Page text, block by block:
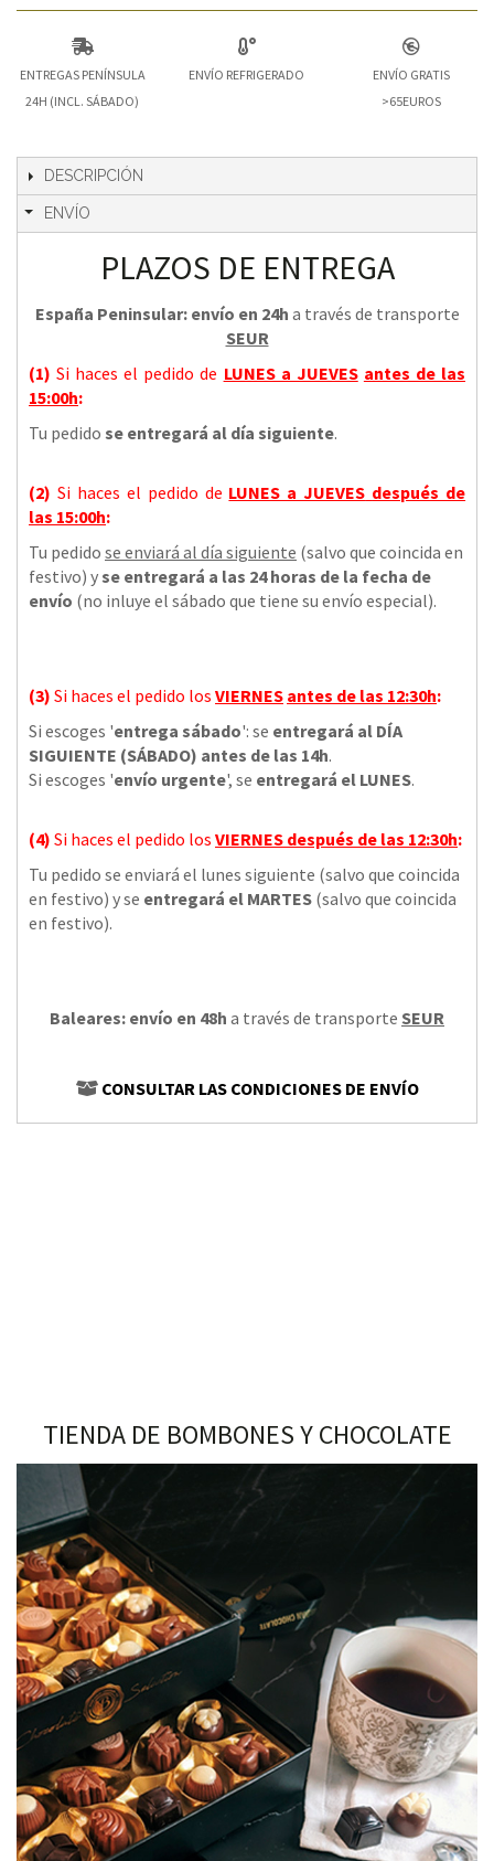
ENTREGAS PENÍNSULA
24H (INCL. SÁBADO)
ENVÍO REFRIGERADO
ENVÍO GRATIS
>65EUROS
DESCRIPCIÓN
ENVÍO
PLAZOS DE ENTREGA
España Peninsular: envío en 24h a través de transporte
SEUR
(1)Si haces el pedido de LUNES a JUEVES antes de las
15:00h:
Tu pedido se entregará al día siguiente.
(2) Si haces el pedido de LUNES a JUEVES después de
las 15:00h:
Tu pedido se enviará al día siguiente (salvo que coincida en
festivo) yse entregará a las 24 horas de la fecha de
envío (no inluye el sábado que tiene su envío especial).
(3) Si haces el pedido los VIERNES antes de las 12:30h:
Si escoges 'entrega sábado': se entregará al DÍA
SIGUIENTE (SÁBADO) antes de las 14h.
Si escoges 'envío urgente', se entregará el LUNES.
(4) Si haces el pedido los VIERNES después de las 12:30h:
Tu pedido se enviará el lunes siguiente (salvo que coincida
en festivo) y se entregará el MARTES (salvo que coincida
en festivo).
Baleares: envío en 48h a través de transporte SEUR
CONSULTAR LAS CONDICIONES DE ENVÍO
TIENDA DE BOMBONES Y CHOCOLATE